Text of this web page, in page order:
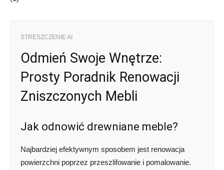
STRESZCZENIE AI
Odmień Swoje Wnętrze:
Prosty Poradnik Renowacji
Zniszczonych Mebli
Jak odnowić drewniane meble?
Najbardziej efektywnym sposobem jest renowacja
powierzchni poprzez przeszlifowanie i pomalowanie.